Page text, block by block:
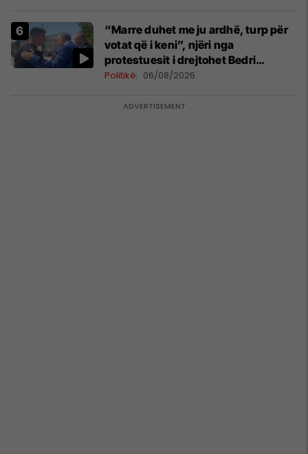
“Marre duhet me ju ardhë, turp për
votat që i keni”, njëri nga
protestuesit i drejtohet Bedri
Hamzës
Politikë 06/08/2026